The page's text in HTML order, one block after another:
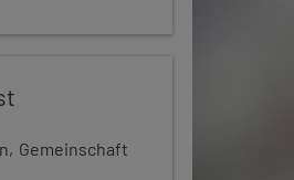
Gemeinschaft